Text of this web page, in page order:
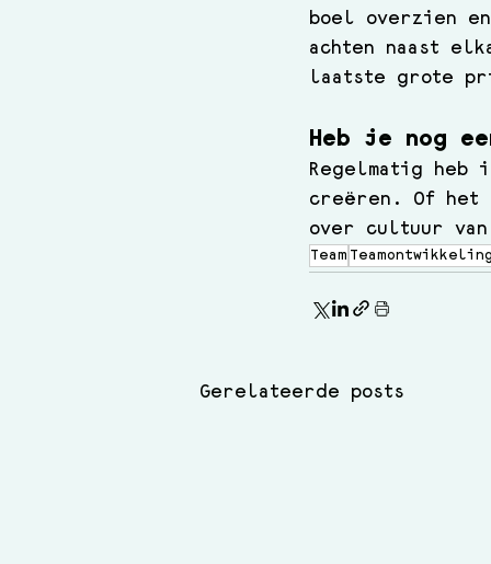
boel overzien
achten naast
laatste grote
Heb je nog
Regelmatig
creëren. Of het
over cultuur
Team
Gerelateerde posts